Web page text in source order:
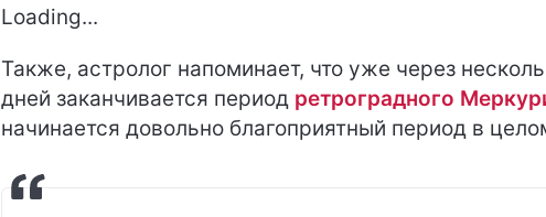
Loading...
Также, астролог напоминает, что уже через
дней заканчивается период ретроградного
начинается довольно благоприятный период в